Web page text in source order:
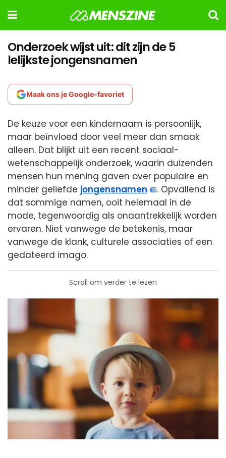
Onderzoek wijst uit: dit zijn de 5
lelijkste jongensnamen
Maak ons je Google-favoriet
De keuze voor een kindernaam is persoonlijk,
maar beïnvloed door veel meer dan smaak
alleen. Dat blijkt uit een recent sociaal-
wetenschappelijk onderzoek, waarin duizenden
mensen hun mening gaven over populaire en
minder geliefde jongensnamen
. Opvallend is
dat sommige namen, ooit helemaal in de
mode, tegenwoordig als onaantrekkelijk worden
ervaren. Niet vanwege de betekenis, maar
vanwege de klank, culturele associaties of een
gedateerd imago.
Scroll om verder te lezen